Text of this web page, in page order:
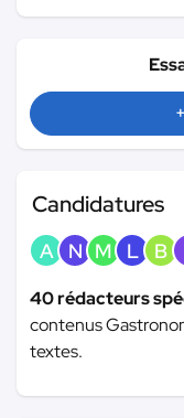
Candidatures
A N M L B
40 rédacteurs
contenus
textes.